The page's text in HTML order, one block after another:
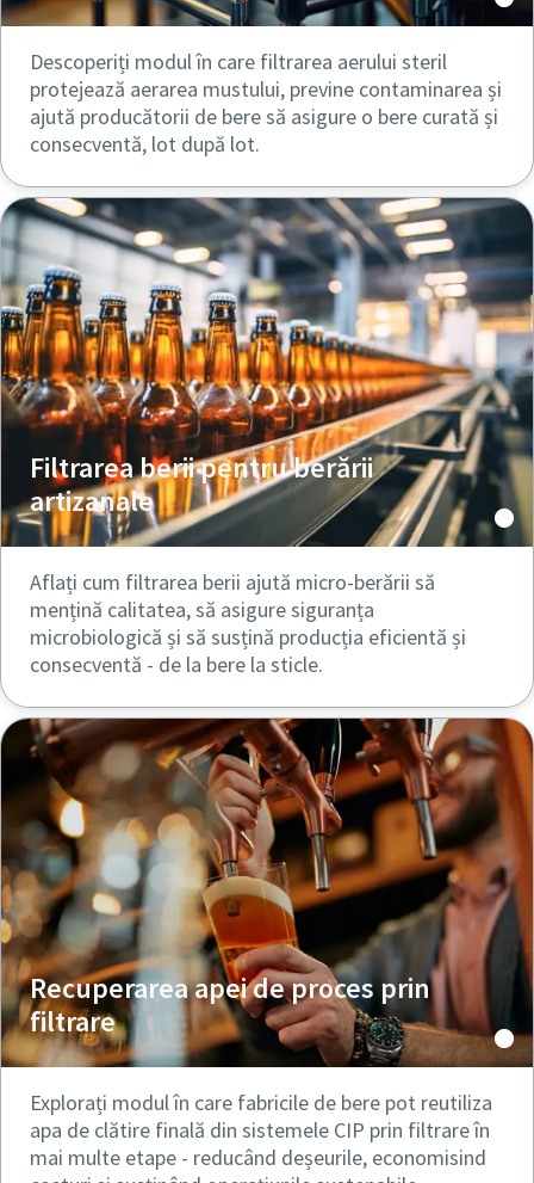
Descoperiți modul în care filtrarea aerului steril
protejează aerarea mustului, previne contaminarea și
ajută producătorii de bere să asigure o bere curată și
consecventă, lot după lot.
Filtrarea berii pentru berării
artizanale
Aflați cum filtrarea berii ajută micro-berării să
mențină calitatea, să asigure siguranța
microbiologică și să susțină producția eficientă și
consecventă - de la bere la sticle.
Recuperarea apei de proces prin
filtrare
Explorați modul în care fabricile de bere pot reutiliza
apa de clătire finală din sistemele CIP prin filtrare în
mai multe etape - reducând deșeurile, economisind